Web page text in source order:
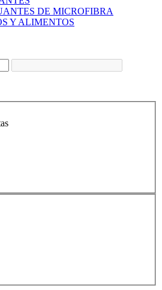
DE MICROFIBRA
Y ALIMENTOS